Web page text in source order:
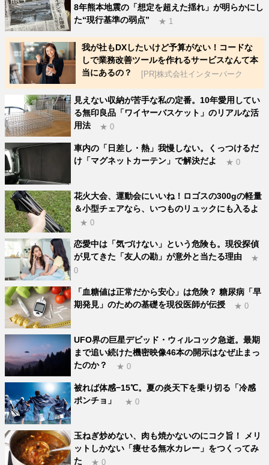
8年熊本地震の「想定を超えた揺れ」が明らかにし
た“現行基準の弱点”
★ 1
我が社もDXしたいけど予算がない！コードな
しで業務改善ツールを作れるサービスなんて本
当にあるの？
[PR]株式会社インターパーク
見えない収納が苦手な私の定番。10年愛用してい
る無印良品「ワイヤーバスケット」のリアルな活
用法
★ 0
車内の「日差し・熱」我慢しない。くっつけるだ
け「マグネットカーテン」で解決だよ
★ 0
花火大会、運動会にいいね！ロゴスの300gの軽量
＆小型チェアなら、いつものリュックにも入るよ
★ 0
恋愛中は「気づけない」という危険も。現役探偵
が見てきた「友人の勘」が意外と当たる理由
★
0
「血糖値は正常だから安心」は危険？ 糖尿病「早
期発見」のための基礎を現役医師が伝授
★ 0
UFO界の巨星デビッド・ウィルコック急逝。最期
まで追い続けた機密映像46本の開示はなぜ止まっ
たのか？
★ 0
被れば体感−15℃。夏の炎天下を乗り切る「冷感
ポンチョ」
★ 0
玉ねぎ炒めない、肉も焼かないのにコク旨！ メリ
ットしかない「痩せる無水カレー」をつくってみ
た
★ 0